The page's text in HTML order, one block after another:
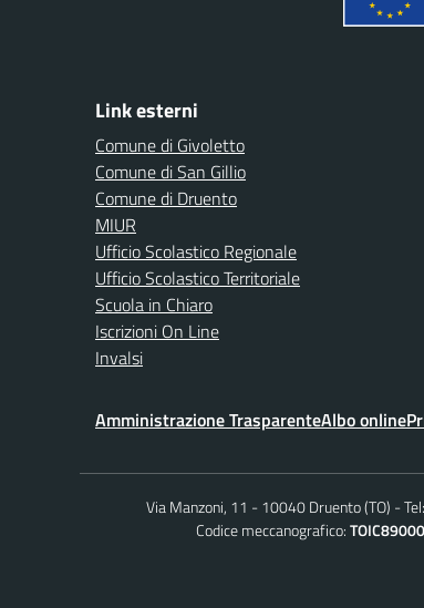
Link esterni
Comune di Givoletto
Comune di San Gillio
Comune di Druento
MIUR
Ufficio Scolastico Regionale
Ufficio Scolastico Territoriale
Scuola in Chiaro
Iscrizioni On Line
Invalsi
Amministrazione TrasparenteAlbo online
Via Manzoni, 11 - 10040 Druento (TO)
Codice meccanografico: